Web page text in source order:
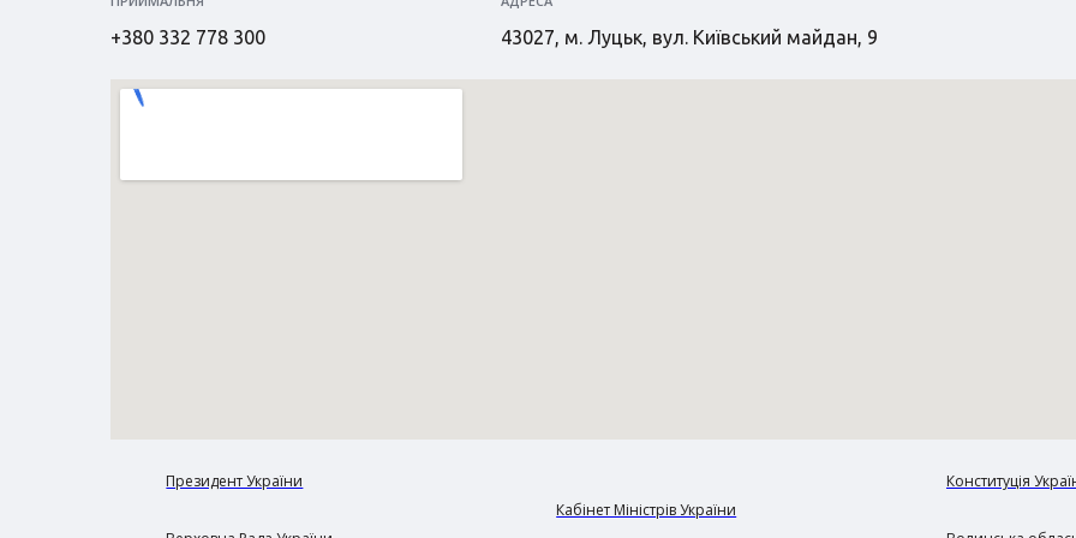
+380 332 778 300 43027, м. Луцьк, вул. Київський майдан, 9
Президент України
Кабінет Міністрів України
Конституція